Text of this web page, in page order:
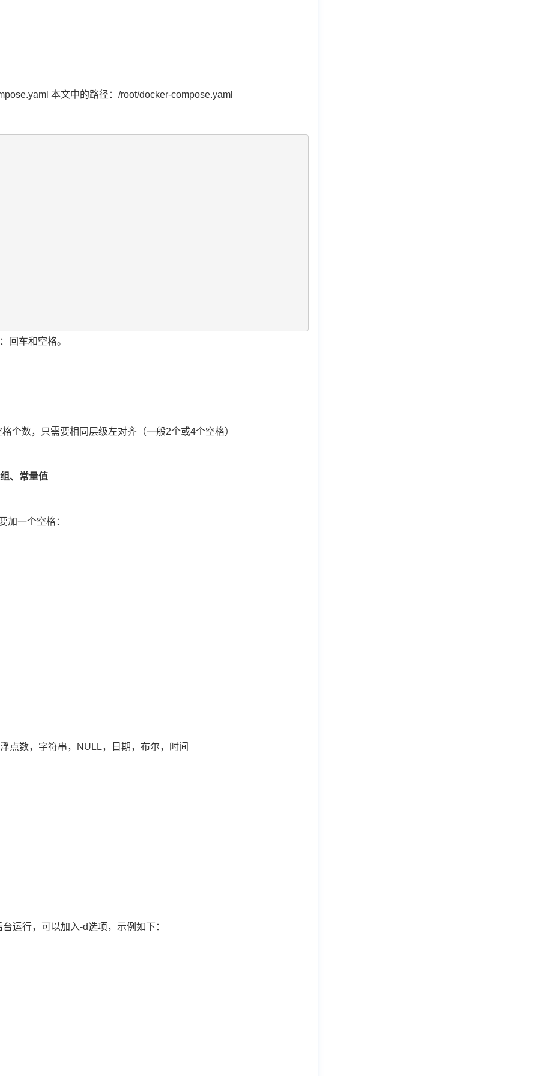
本文中的路径：/root/docker-compose.yaml
回车和空格。
数，只需要相同层级左对齐（一般2个或4个空格）
、常量值
一个空格：
数，字符串，NULL，日期，布尔，时间
运行，可以加入-d选项，示例如下：